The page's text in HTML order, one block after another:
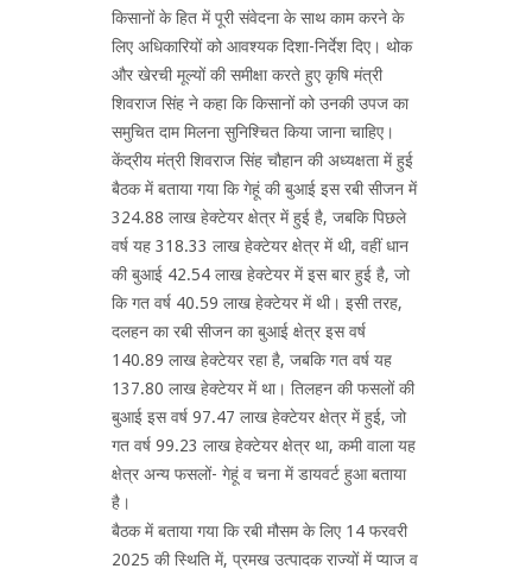
किसानों के हित में पूरी संवेदना के साथ काम करने के
लिए अधिकारियों को आवश्यक दिशा-निर्देश दिए। थोक
और खेरची मूल्यों की समीक्षा करते हुए कृषि मंत्री
शिवराज सिंह ने कहा कि किसानों को उनकी उपज का
समुचित दाम मिलना सुनिश्चित किया जाना चाहिए।
केंद्रीय मंत्री शिवराज सिंह चौहान की अध्यक्षता में हुई
बैठक में बताया गया कि गेहूं की बुआई इस रबी सीजन में
324.88 लाख हेक्टेयर क्षेत्र में हुई है, जबकि पिछले
वर्ष यह 318.33 लाख हेक्टेयर क्षेत्र में थी, वहीं धान
की बुआई 42.54 लाख हेक्टेयर में इस बार हुई है, जो
कि गत वर्ष 40.59 लाख हेक्टेयर में थी। इसी तरह,
दलहन का रबी सीजन का बुआई क्षेत्र इस वर्ष
140.89 लाख हेक्टेयर रहा है, जबकि गत वर्ष यह
137.80 लाख हेक्टेयर में था। तिलहन की फसलों की
बुआई इस वर्ष 97.47 लाख हेक्टेयर क्षेत्र में हुई, जो
गत वर्ष 99.23 लाख हेक्टेयर क्षेत्र था, कमी वाला यह
क्षेत्र अन्य फसलों- गेहूं व चना में डायवर्ट हुआ बताया
है।
बैठक में बताया गया कि रबी मौसम के लिए 14 फरवरी
2025 की स्थिति में, प्रमख उत्पादक राज्यों में प्याज व